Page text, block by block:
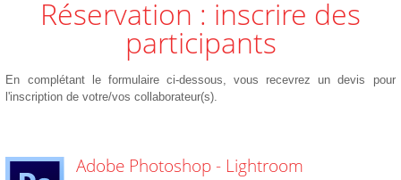
Réservation : inscrire des
participants
En complétant le formulaire ci-dessous, vous recevrez un devis pour
l'inscription de votre/vos collaborateur(s).
Adobe Photoshop - Lightroom